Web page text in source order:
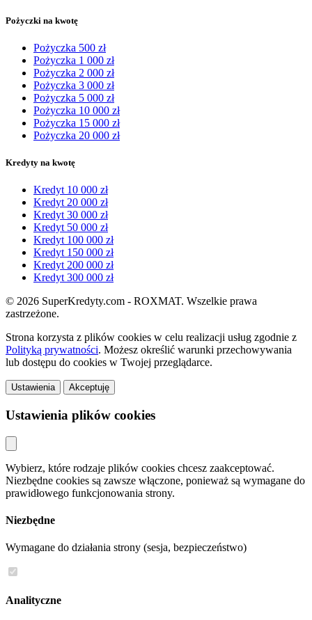
Pożyczki na kwotę
Pożyczka 500 zł
Pożyczka 1 000 zł
Pożyczka 2 000 zł
Pożyczka 3 000 zł
Pożyczka 5 000 zł
Pożyczka 10 000 zł
Pożyczka 15 000 zł
Pożyczka 20 000 zł
Kredyty na kwotę
Kredyt 10 000 zł
Kredyt 20 000 zł
Kredyt 30 000 zł
Kredyt 50 000 zł
Kredyt 100 000 zł
Kredyt 150 000 zł
Kredyt 200 000 zł
Kredyt 300 000 zł
© 2026 SuperKredyty.com - ROXMAT. Wszelkie prawa
zastrzeżone.
Strona korzysta z plików cookies w celu realizacji usług zgodnie z
Polityką prywatności. Możesz określić warunki przechowywania
lub dostępu do cookies w Twojej przeglądarce.
Ustawienia Akceptuję
Ustawienia plików cookies
Wybierz, które rodzaje plików cookies chcesz zaakceptować.
Niezbędne cookies są zawsze włączone, ponieważ są wymagane do
prawidłowego funkcjonowania strony.
Niezbędne
Wymagane do działania strony (sesja, bezpieczeństwo)
Analityczne